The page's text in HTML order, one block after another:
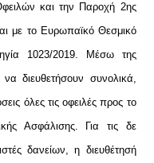
και την Παροχή 2ης
με το Ευρωπαϊκό Θεσμικό
1023/2019. Μέσω της
διευθετήσουν συνολικά,
όλες τις οφειλές προς το
Ασφάλισης. Για τις δε
δανείων, η διευθέτησή